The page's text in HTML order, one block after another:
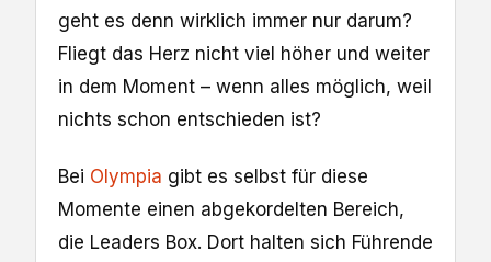
geht es denn wirklich immer nur darum?
Fliegt das Herz nicht viel höher und weiter
in dem Moment – wenn alles möglich, weil
nichts schon entschieden ist?
Bei Olympia gibt es selbst für diese
Momente einen abgekordelten Bereich,
die Leaders Box. Dort halten sich Führende